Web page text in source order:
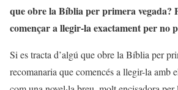
que obre la Bíblia per primera vegada?
començar a llegir-la exactament per no
Si es tracta d’algú que obre la Bíblia per
recomanaria que comencés a llegir-la amb